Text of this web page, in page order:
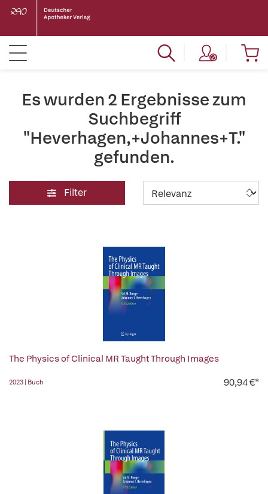
Es wurden 2 Ergebnisse zum
Suchbegriff
"Heverhagen,+Johannes+T."
gefunden.
Filter
The Physics of Clinical MR Taught Through Images
2023 | Buch 90,94 €*